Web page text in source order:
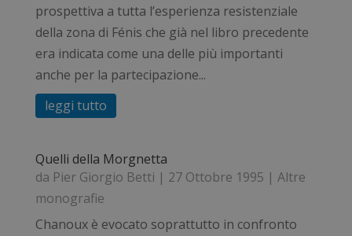
prospettiva a tutta l’esperienza resistenziale
della zona di Fénis che già nel libro precedente
era indicata come una delle più importanti
anche per la partecipazione...
leggi tutto
Quelli della Morgnetta
da Pier Giorgio Betti | 27 Ottobre 1995 | Altre
monografie
Chanoux è evocato soprattutto in confronto